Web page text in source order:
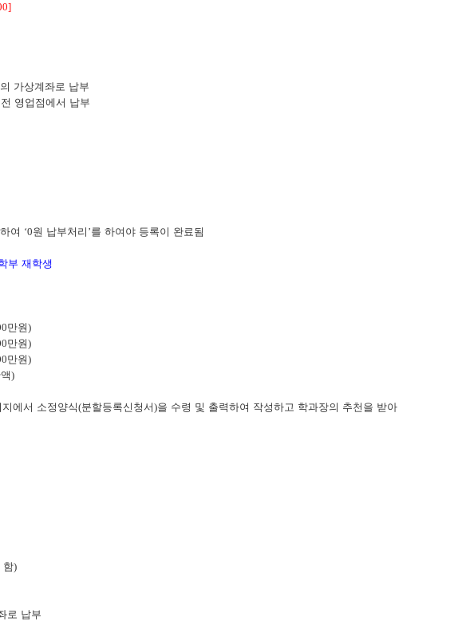
가상계좌로 납부
영업점에서 납부
여 ‘0원 납부처리 ’를 하여야 등록이 완료됨
부 재학생
만원)
만원)
만원)
)
에서 소정양식(분할등록신청서)을 수령 및 출력하여 작성하고 학과장의 추천을 받아
함)
로 납부